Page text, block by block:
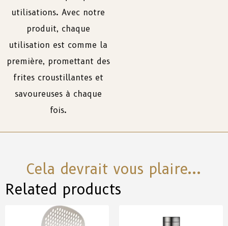
utilisations. Avec notre
produit, chaque
utilisation est comme la
première, promettant des
frites croustillantes et
savoureuses à chaque
fois.
Cela devrait vous plaire...
Related products